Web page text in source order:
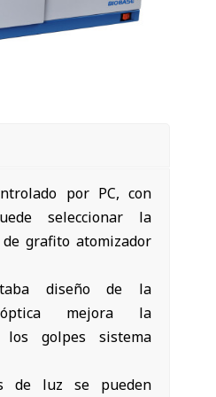
por PC, con
seleccionar la
grafito atomizador
diseño de la
mejora la
golpes sistema
de luz se pueden